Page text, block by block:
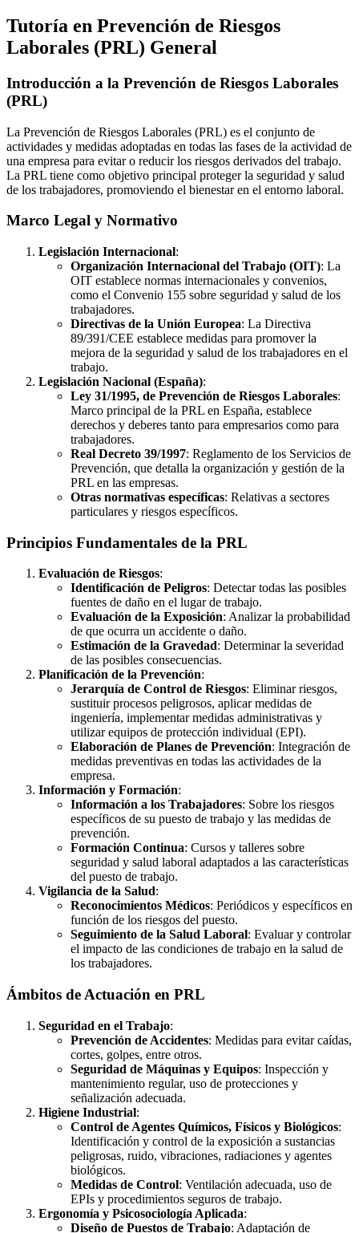
Tutoría en Prevención de Riesgos
Laborales (PRL) General
Introducción a la Prevención de Riesgos Laborales
(PRL)
La Prevención de Riesgos Laborales (PRL) es el conjunto de
actividades y medidas adoptadas en todas las fases de la actividad de
una empresa para evitar o reducir los riesgos derivados del trabajo.
La PRL tiene como objetivo principal proteger la seguridad y salud
de los trabajadores, promoviendo el bienestar en el entorno laboral.
Marco Legal y Normativo
Legislación Internacional:
Organización Internacional del Trabajo (OIT): La
OIT establece normas internacionales y convenios,
como el Convenio 155 sobre seguridad y salud de los
trabajadores.
Directivas de la Unión Europea: La Directiva
89/391/CEE establece medidas para promover la
mejora de la seguridad y salud de los trabajadores en el
trabajo.
Legislación Nacional (España):
Ley 31/1995, de Prevención de Riesgos Laborales:
Marco principal de la PRL en España, establece
derechos y deberes tanto para empresarios como para
trabajadores.
Real Decreto 39/1997: Reglamento de los Servicios de
Prevención, que detalla la organización y gestión de la
PRL en las empresas.
Otras normativas específicas: Relativas a sectores
particulares y riesgos específicos.
Principios Fundamentales de la PRL
Evaluación de Riesgos:
Identificación de Peligros: Detectar todas las posibles
fuentes de daño en el lugar de trabajo.
Evaluación de la Exposición: Analizar la probabilidad
de que ocurra un accidente o daño.
Estimación de la Gravedad: Determinar la severidad
de las posibles consecuencias.
Planificación de la Prevención:
Jerarquía de Control de Riesgos: Eliminar riesgos,
sustituir procesos peligrosos, aplicar medidas de
ingeniería, implementar medidas administrativas y
utilizar equipos de protección individual (EPI).
Elaboración de Planes de Prevención: Integración de
medidas preventivas en todas las actividades de la
empresa.
Información y Formación:
Información a los Trabajadores: Sobre los riesgos
específicos de su puesto de trabajo y las medidas de
prevención.
Formación Continua: Cursos y talleres sobre
seguridad y salud laboral adaptados a las características
del puesto de trabajo.
Vigilancia de la Salud:
Reconocimientos Médicos: Periódicos y específicos en
función de los riesgos del puesto.
Seguimiento de la Salud Laboral: Evaluar y controlar
el impacto de las condiciones de trabajo en la salud de
los trabajadores.
Ámbitos de Actuación en PRL
Seguridad en el Trabajo:
Prevención de Accidentes: Medidas para evitar caídas,
cortes, golpes, entre otros.
Seguridad de Máquinas y Equipos: Inspección y
mantenimiento regular, uso de protecciones y
señalización adecuada.
Higiene Industrial:
Control de Agentes Químicos, Físicos y Biológicos:
Identificación y control de la exposición a sustancias
peligrosas, ruido, vibraciones, radiaciones y agentes
biológicos.
Medidas de Control: Ventilación adecuada, uso de
EPIs y procedimientos seguros de trabajo.
Ergonomía y Psicosociología Aplicada:
Diseño de Puestos de Trabajo: Adaptación de